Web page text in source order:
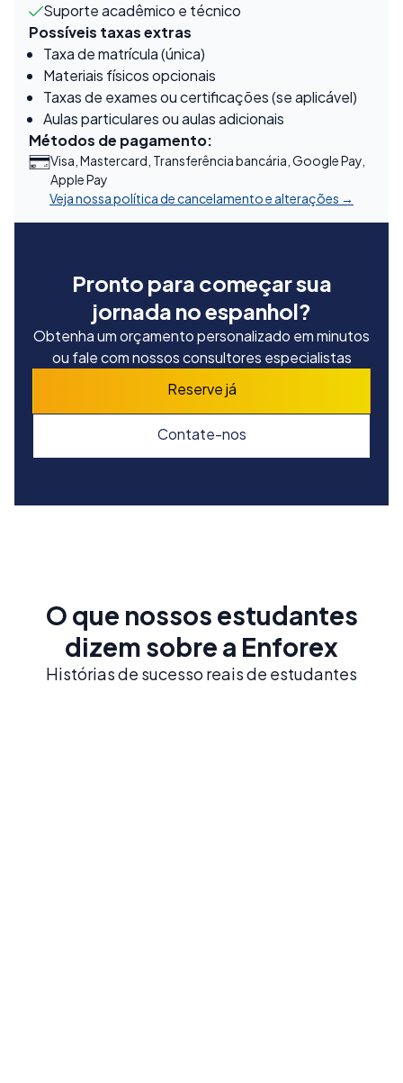
Suporte acadêmico e técnico
Possíveis taxas extras
Taxa de matrícula (única)
Materiais físicos opcionais
Taxas de exames ou certificações (se aplicável)
Aulas particulares ou aulas adicionais
Métodos de pagamento:
Visa, Mastercard, Transferência bancária, Google Pay,
Apple Pay
Veja nossa política de cancelamento e alterações →
Pronto para começar sua
jornada no espanhol?
Obtenha um orçamento personalizado em minutos
ou fale com nossos consultores especialistas
Reserve já
Contate-nos
O que nossos estudantes
dizem sobre a Enforex
Histórias de sucesso reais de estudantes